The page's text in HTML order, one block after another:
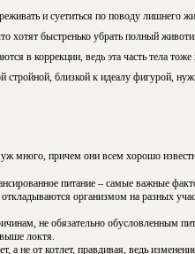
и суетиться по поводу лишнего
быстренько убрать полный
в коррекции, ведь эта часть тела
стройной, близкой к идеалу фигурой,
много, причем они всем хорошо
питание – самые важные
организмом на разных
не обязательно обусловленным
локтя.
а не от котлет, правдивая, ведь